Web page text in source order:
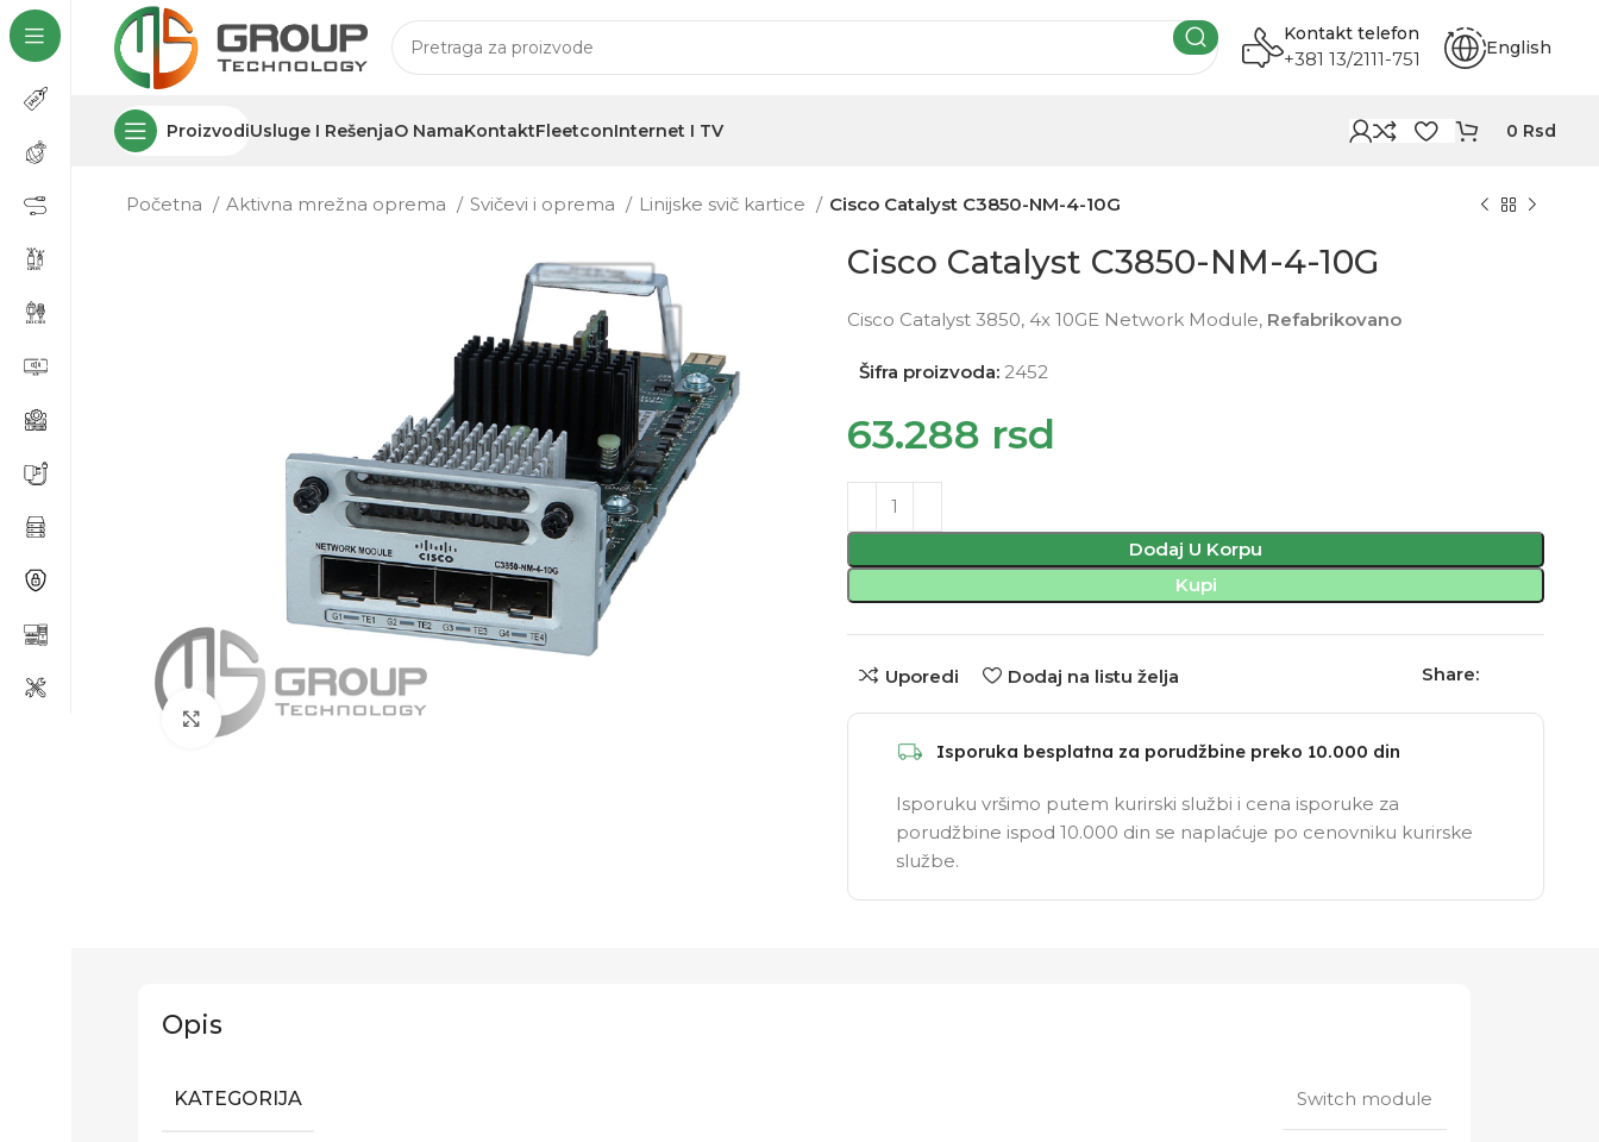
Kontakt telefon
+381 13/2111-751 English
ProizvodiUsluge I RešenjaO NamaKontaktFleetconInternet I TV 0 Rsd
Početna Aktivna mrežna oprema Svičevi i oprema Linijske svič kartice Cisco Catalyst C3850-NM-4-10G
Click to enlarge
Cisco Catalyst C3850-NM-4-10G
Cisco Catalyst 3850, 4x 10GE Network Module, Refabrikovano
Šifra proizvoda: 2452
63.288 rsd
Dodaj U Korpu
Kupi
Uporedi Dodaj na listu želja Share:
Isporuka besplatna za porudžbine preko 10.000 din
Isporuku vršimo putem kurirski službi i cena isporuke za
porudžbine ispod 10.000 din se naplaćuje po cenovniku kurirske
službe.
Opis
KATEGORIJA Switch module